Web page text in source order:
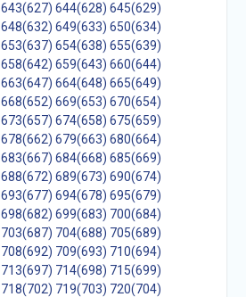
643(627) 644(628) 645(629)
648(632) 649(633) 650(634)
653(637) 654(638) 655(639)
658(642) 659(643) 660(644)
663(647) 664(648) 665(649)
668(652) 669(653) 670(654)
673(657) 674(658) 675(659)
678(662) 679(663) 680(664)
683(667) 684(668) 685(669)
688(672) 689(673) 690(674)
693(677) 694(678) 695(679)
698(682) 699(683) 700(684)
703(687) 704(688) 705(689)
708(692) 709(693) 710(694)
713(697) 714(698) 715(699)
718(702) 719(703) 720(704)